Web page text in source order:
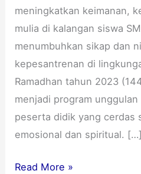
meningkatkan keimanan,
mulia di kalangan siswa
menumbuhkan sikap dan
kepesantrenan di
Ramadhan tahun 2023
menjadi program
peserta didik yang cerdas
emosional dan spiritual. […]
Read More »